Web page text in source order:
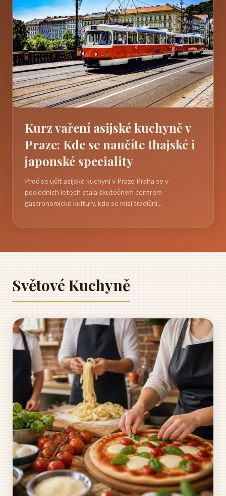
Kurz vaření asijské kuchyně v
Praze: Kde se naučíte thajské i
japonské speciality
Proč se učit asijské kuchyni v Praze Praha se v
posledních letech stala skutečným centrem
gastronomické kultury, kde se mísí tradiční...
Světové Kuchyně